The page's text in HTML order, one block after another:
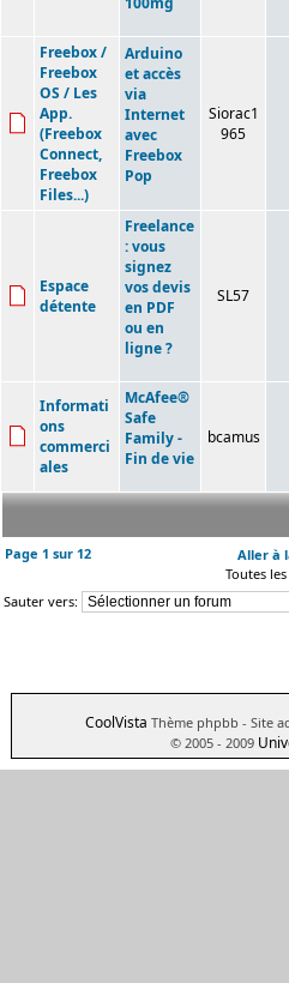
Freebox /
Freebox
OS / Les
App.
(Freebox
Connect,
Freebox
Files...)
Arduino
et accès
via
Internet
avec
Freebox
Pop
Siorac1
965
Espace
détente
Freelance
: vous
signez
vos devis
en PDF
ou en
ligne ?
SL57
Informati
ons
commerci
ales
McAfee®
Safe
Family -
Fin de vie
bcamus
Page 1 sur 12 Aller à
Toutes
Sauter vers:
CoolVista Thème phpbb - Site
© 2005 - 2009